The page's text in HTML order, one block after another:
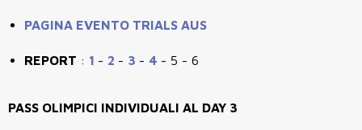
PAGINA EVENTO TRIALS AUS
REPORT : 1 - 2 - 3 - 4 - 5 - 6
PASS OLIMPICI INDIVIDUALI AL DAY 3